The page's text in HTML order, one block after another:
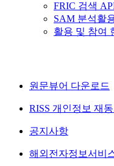
FRIC 검색
SAM 분석활
활용 및 참여
원문뷰어 다운로드
RISS 개인정보 재동
공지사항
해외전자정보서비